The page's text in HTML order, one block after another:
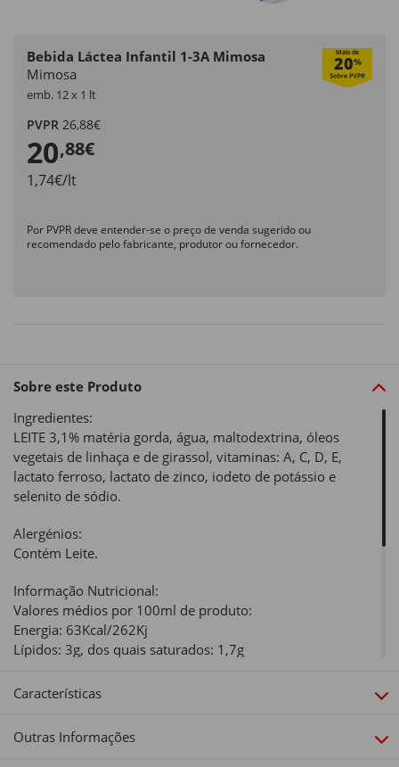
Bebida Láctea Infantil 1-3A Mimosa Mais de
20%
Mimosa
emb. 12 x 1 lt
PVPR 26,88€
20,88€
1,74€/lt
Por PVPR deve entender-se o preço de venda sugerido ou
recomendado pelo fabricante, produtor ou fornecedor.
Sobre este Produto
Ingredientes:
LEITE 3,1% matéria gorda, água, maltodextrina, óleos
vegetais de linhaça e de girassol, vitaminas: A, C, D, E,
lactato ferroso, lactato de zinco, iodeto de potássio e
selenito de sódio.
Alergénios:
Contém Leite.
Informação Nutricional:
Valores médios por 100ml de produto:
Energia: 63Kcal/262Kj
Lípidos: 3g, dos quais saturados: 1,7g
Proteínas: 2,6g
Tipo de produto:
Características
Outras Informações